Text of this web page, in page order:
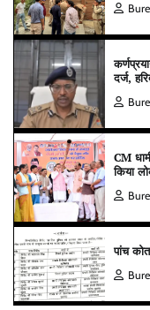
दर्ज,
CM
किया
पांच